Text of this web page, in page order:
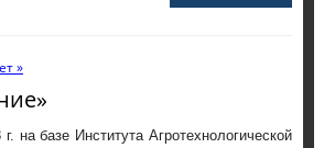
»
на базе Института Агротехнологической